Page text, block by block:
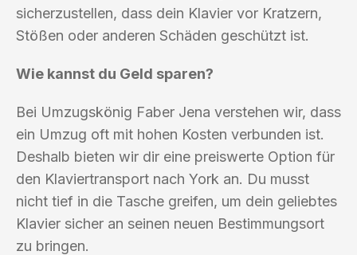
sicherzustellen, dass dein Klavier vor Kratzern,
Stößen oder anderen Schäden geschützt ist.
Wie kannst du Geld sparen?
Bei Umzugskönig Faber Jena verstehen wir, dass
ein Umzug oft mit hohen Kosten verbunden ist.
Deshalb bieten wir dir eine preiswerte Option für
den Klaviertransport nach York an. Du musst
nicht tief in die Tasche greifen, um dein geliebtes
Klavier sicher an seinen neuen Bestimmungsort
zu bringen.